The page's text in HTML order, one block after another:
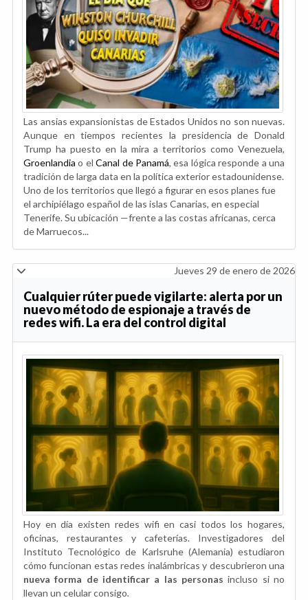
Las ansias expansionistas de Estados Unidos no son nuevas.
Aunque en tiempos recientes la presidencia de Donald
Trump ha puesto en la mira a territorios como Venezuela,
Groenlandia o elCanal de Panamá, esa lógica responde a una
tradición de larga data en la política exterior estadounidense.
Uno de los territorios que llegó a figurar en esos planes fue
el archipiélago español de las islas Canarias, en especial
Tenerife. Su ubicación —frente a las costas africanas, cerca
de Marruecos...
Jueves 29 de enero de 2026
Cualquier rúter puede vigilarte: alerta por un
nuevo método de espionaje a través de
redes wifi. La era del control digital
Hoy en día existen redes wifi en casi todos los hogares,
oficinas, restaurantes y cafeterías. Investigadores del
Instituto Tecnológico de Karlsruhe (Alemania) estudiaron
cómo funcionan estas redes inalámbricas y descubrieron una
nueva forma de identificar a las personas incluso si no
llevan un celular consigo.